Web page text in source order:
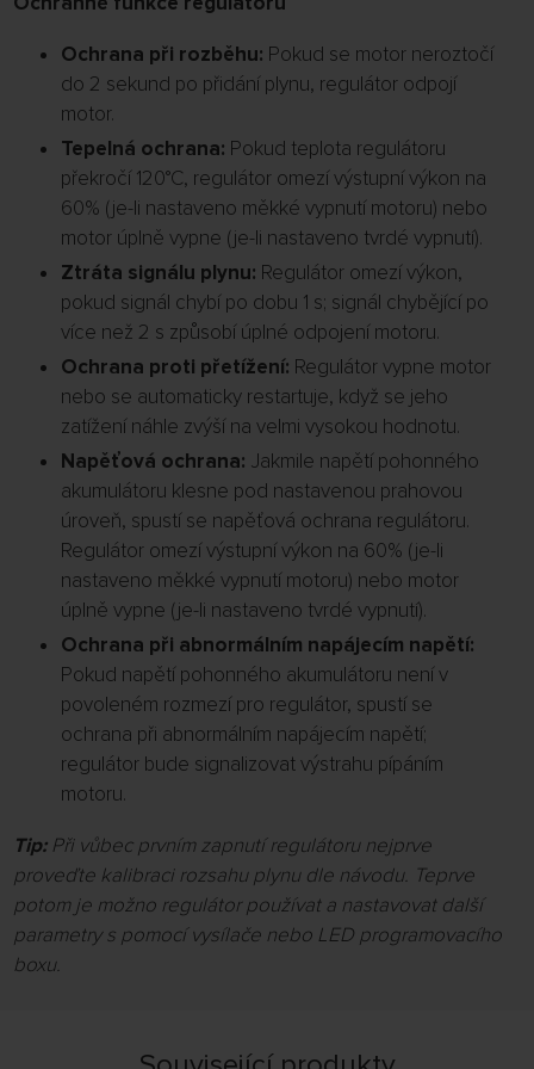
Ochrana při rozběhu: Pokud se motor neroztočí
do 2 sekund po přidání plynu, regulátor odpojí
motor.
Tepelná ochrana: Pokud teplota regulátoru
překročí 120°C, regulátor omezí výstupní výkon na
60% (je-li nastaveno měkké vypnutí motoru) nebo
motor úplně vypne (je-li nastaveno tvrdé vypnutí).
Ztráta signálu plynu: Regulátor omezí výkon,
pokud signál chybí po dobu 1 s; signál chybějící po
více než 2 s způsobí úplné odpojení motoru.
Ochrana proti přetížení: Regulátor vypne motor
nebo se automaticky restartuje, když se jeho
zatížení náhle zvýší na velmi vysokou hodnotu.
Napěťová ochrana: Jakmile napětí pohonného
akumulátoru klesne pod nastavenou prahovou
úroveň, spustí se napěťová ochrana regulátoru.
Regulátor omezí výstupní výkon na 60% (je-li
nastaveno měkké vypnutí motoru) nebo motor
úplně vypne (je-li nastaveno tvrdé vypnutí).
Ochrana při abnormálním napájecím napětí:
Pokud napětí pohonného akumulátoru není v
povoleném rozmezí pro regulátor, spustí se
ochrana při abnormálním napájecím napětí;
regulátor bude signalizovat výstrahu pípáním
motoru.
Tip: Při vůbec prvním zapnutí regulátoru nejprve
proveďte kalibraci rozsahu plynu dle návodu. Teprve
potom je možno regulátor používat a nastavovat další
parametry s pomocí vysílače nebo LED programovacího
boxu.